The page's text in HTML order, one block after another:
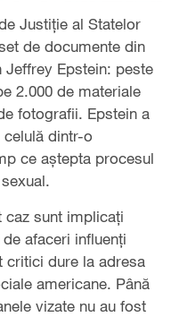
Justiție al Statelor
de documente din
Epstein: peste
2.000 de materiale
fotografii. Epstein a
dintr-o
ce aștepta procesul
caz sunt implicați
afaceri influenți
critici dure la adresa
americane. Până
vizate nu au fost